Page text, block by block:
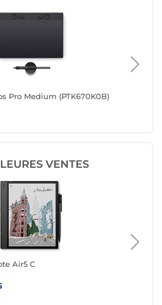
Pro Medium (PTK670K0B)
VENTES
Air5 C